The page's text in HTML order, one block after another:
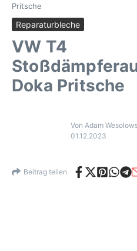
Pritsche
Reparaturbleche
VW T4
Doka Pritsche
Von Adam
01.12.2023
Beitrag teilen